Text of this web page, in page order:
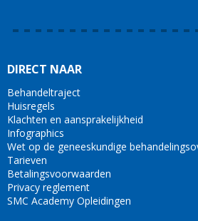
DIRECT NAAR
Behandeltraject
Huisregels
Klachten en aansprakelijkheid
Infographics
Wet op de geneeskundige
Tarieven
Betalingsvoorwaarden
Privacy reglement
SMC Academy Opleidingen